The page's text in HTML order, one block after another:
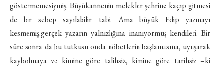
göstermemesiymiş. Büyükannenin melekler şehrine kaçıp gitmesi
de bir sebep sayılabilir tabi. Ama büyük Edip yazmayı
kesmemiş.gerçek yazarın yalnızlığına inanıyormuş kendileri. Bir
süre sonra da bu tutkusu onda nöbetlerin başlamasına, uyuşarak
kaybolmaya ve kimine göre talihsiz, kimine göre tarihsiz –ki